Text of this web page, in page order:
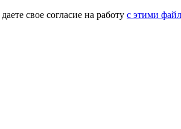
свое согласие на работу с этими